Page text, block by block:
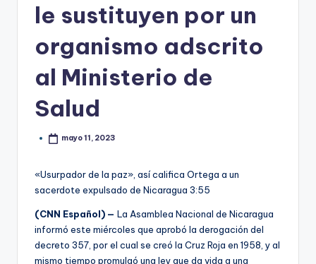
le sustituyen por un
organismo adscrito
al Ministerio de
Salud
mayo 11, 2023
«Usurpador de la paz», así califica Ortega a un
sacerdote expulsado de Nicaragua 3:55
(CNN Español) — La Asamblea Nacional de Nicaragua
informó este miércoles que aprobó la derogación del
decreto 357, por el cual se creó la Cruz Roja en 1958, y al
mismo tiempo promulgó una ley que da vida a una